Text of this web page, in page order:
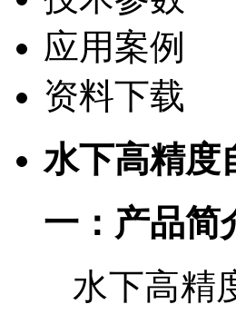
应用案例
资料下载
水下高精度
一：产品简
水下高精